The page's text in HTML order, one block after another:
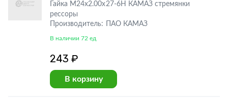
Гайка М24х2.00х27-6Н КАМАЗ стремянки
рессоры
Производитель: ПАО КАМАЗ
В наличии 72 ед
243 ₽
В корзину